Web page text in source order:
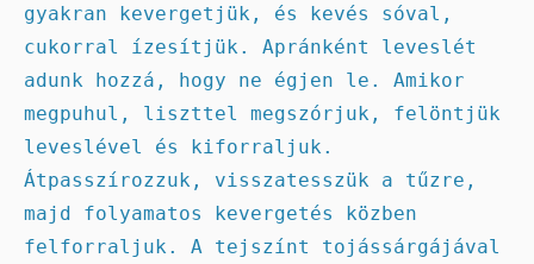
gyakran kevergetjük, és kevés sóval,
cukorral ízesítjük. Apránként leveslét
adunk hozzá, hogy ne égjen le. Amikor
megpuhul, liszttel megszórjuk, felöntjük
leveslével és kiforraljuk.
Átpasszírozzuk, visszatesszük a tűzre,
majd folyamatos kevergetés közben
felforraljuk. A tejszínt tojássárgájával